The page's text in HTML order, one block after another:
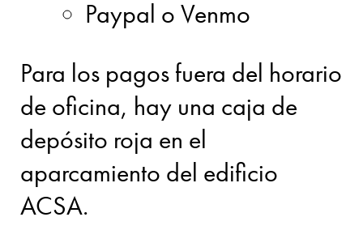
Paypal o Venmo
Para los pagos fuera del horario
de oficina, hay una caja de
depósito roja en el
aparcamiento del edificio
ACSA.